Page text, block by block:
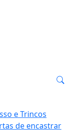
e Trincos
de encastrar